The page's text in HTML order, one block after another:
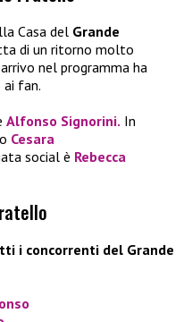
Casa del Grande
di un ritorno molto
nel programma ha
fan.
Alfonso Signorini. In
Cesara
social è Rebecca
i concorrenti del Grande